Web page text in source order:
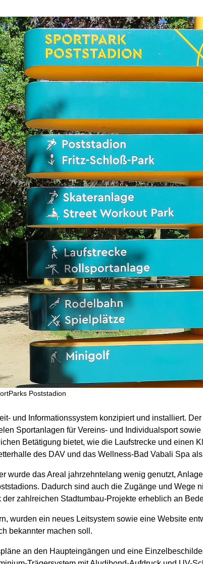
Poststadion
und Informations­system konzipiert und installiert.
Sportanlagen für Vereins- und Individualsport
Betätigung bietet, wie die Laufstrecke und einen
des DAV und das Wellness-Bad Vabali Spa
wurde das Areal jahrzehntelang wenig genutzt,
Dadurch sind auch die Zugänge und Wege
zahlreichen Stadtumbau-Projekte erheblich an
wurden ein neues Leitsystem sowie eine Website
bekannter machen soll.
an den Haupt­eingängen und eine